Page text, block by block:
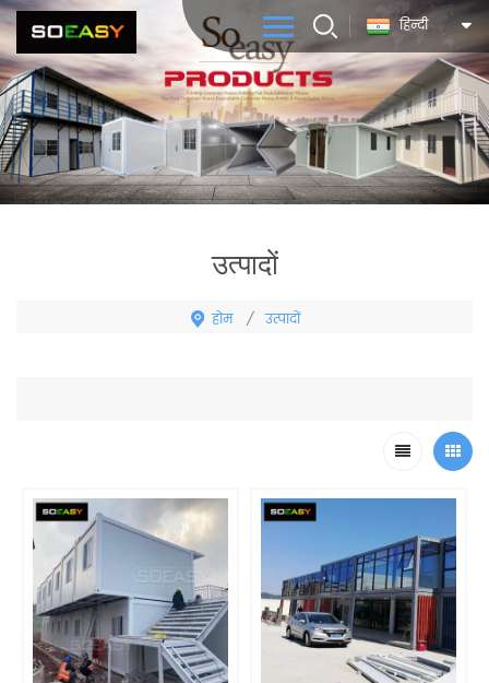
हिन्दी
उत्पादों
होम / उत्पादों